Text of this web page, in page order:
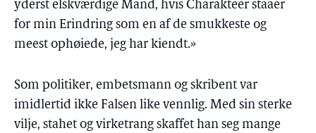
yderst elskværdige Mand, hvis Charakteer staaer
for min Erindring som en af de smukkeste og
meest ophøiede, jeg har kiendt.»
Som politiker, embetsmann og skribent var
imidlertid ikke Falsen like vennlig. Med sin sterke
vilje, stahet og virketrang skaffet han seg mange